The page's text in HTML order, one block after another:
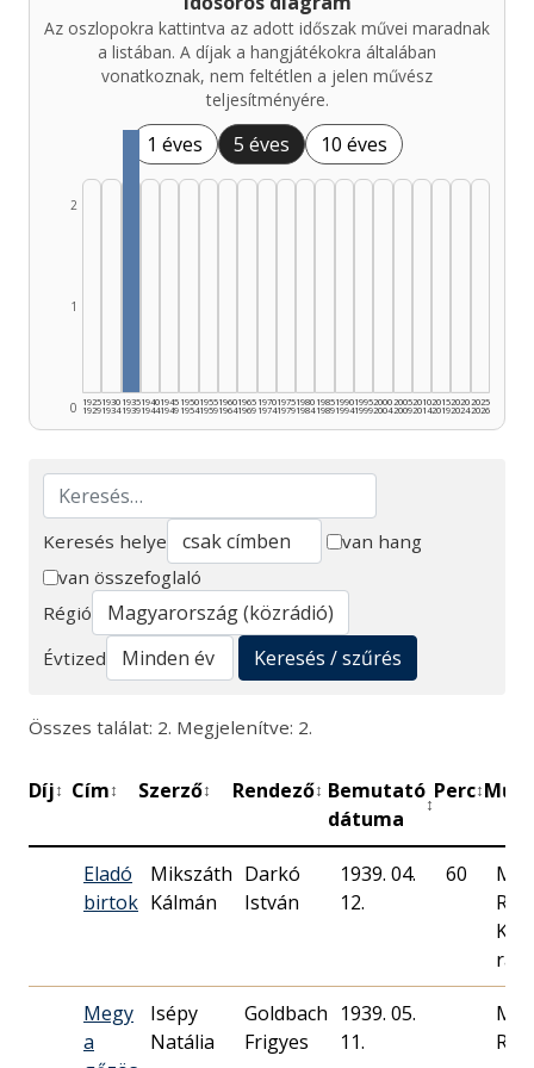
Az oszlopokra kattintva az adott időszak művei maradnak
a listában. A díjak a hangjátékokra általában
vonatkoznak, nem feltétlen a jelen művész
teljesítményére.
1 éves 5 éves 10 éves
0
1
2
1925
1929
1930
1934
1935
1939
1940
1944
1945
1949
1950
1954
1955
1959
1960
1964
1965
1969
1970
1974
1975
1979
1980
1984
1985
1989
1990
1994
1995
1999
2000
2004
2005
2009
2010
2014
2015
2019
2020
2024
2025
2026
Keresés
Keresés helye
van hang
van összefoglaló
Régió
Évtized
Keresés / szűrés
Összes találat: 2. Megjelenítve: 2.
Díj↕ Cím↕ Szerző↕ Rendező↕ Bemutató
dátuma
↕
Perc↕
Eladó
birtok
Mikszáth
Kálmán
Darkó
István
1939. 04.
12.
60
Megy
a
Isépy
Natália
Goldbach
Frigyes
1939. 05.
11.